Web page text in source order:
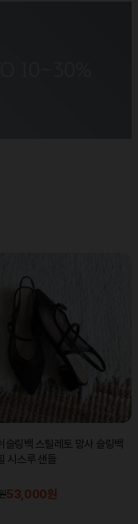
슬링백 스틸레토 망사 슬링백
시스루 샌들
53,000원